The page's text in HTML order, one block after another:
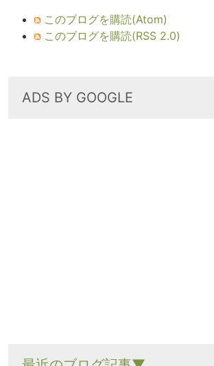
このブログを購読(Atom)
このブログを購読(RSS 2.0)
ADS BY GOOGLE